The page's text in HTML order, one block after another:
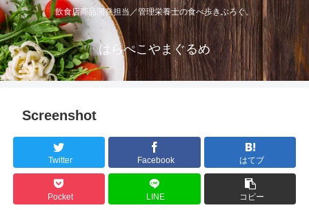
飲食店商品開発担当／管理栄養士の食べ歩きぶろぐ。
はらぺこやまぐるめ
Screenshot
Twitter Facebook はてブ
Pocket LINE コピー